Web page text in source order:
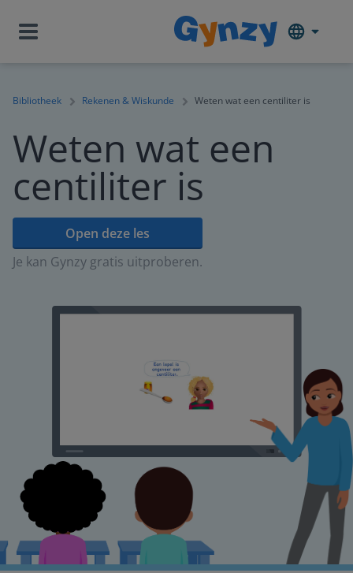
Bibliotheek Rekenen & Wiskunde Weten wat een centiliter is
Weten wat een
centiliter is
Open deze les
Je kan Gynzy gratis uitproberen.